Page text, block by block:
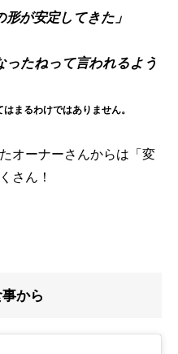
形が安定してきた」
ったねって言われるよう
まるわけではありません。
オーナーさんからは「変
さん！
から